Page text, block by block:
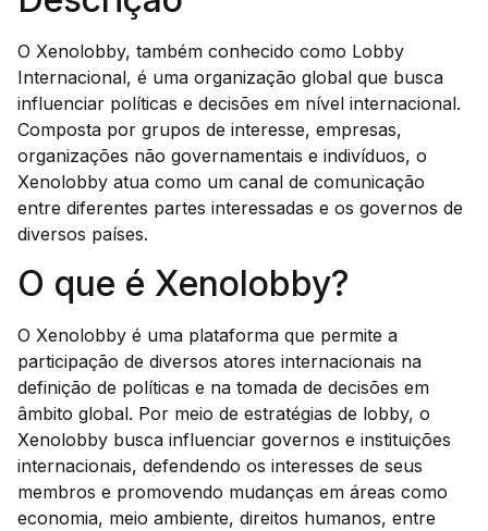
O Xenolobby, também conhecido como Lobby
Internacional, é uma organização global que busca
influenciar políticas e decisões em nível internacional.
Composta por grupos de interesse, empresas,
organizações não governamentais e indivíduos, o
Xenolobby atua como um canal de comunicação
entre diferentes partes interessadas e os governos de
diversos países.
O que é Xenolobby?
O Xenolobby é uma plataforma que permite a
participação de diversos atores internacionais na
definição de políticas e na tomada de decisões em
âmbito global. Por meio de estratégias de lobby, o
Xenolobby busca influenciar governos e instituições
internacionais, defendendo os interesses de seus
membros e promovendo mudanças em áreas como
economia, meio ambiente, direitos humanos, entre